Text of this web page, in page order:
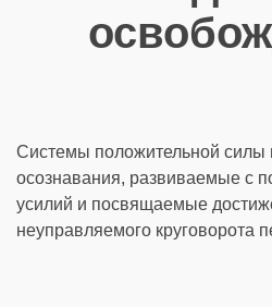
Системы положительной силы
осознавания, развиваемые с
усилий и посвящаемые
неуправляемого круговорота